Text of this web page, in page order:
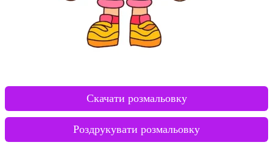
Скачати розмальовку
Роздрукувати розмальовку